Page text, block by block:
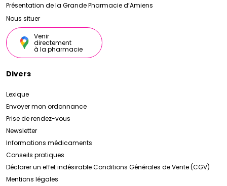
Présentation de la Grande Pharmacie d’Amiens
Nous situer
Venir
directement
à la pharmacie
Divers
Lexique
Envoyer mon ordonnance
Prise de rendez-vous
Newsletter
Informations médicaments
Conseils pratiques
Déclarer un effet indésirableConditions Générales de Vente (CGV)
Mentions légales